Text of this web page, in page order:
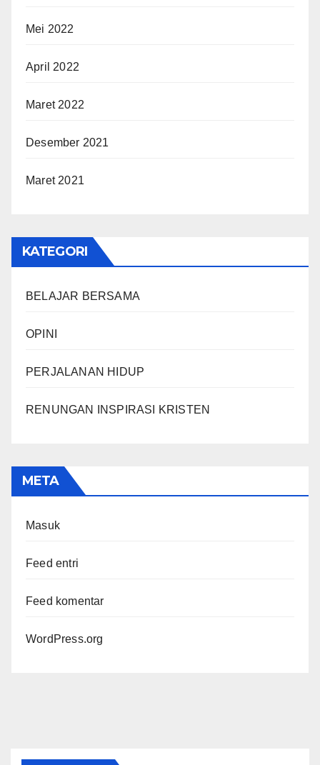
Mei 2022
April 2022
Maret 2022
Desember 2021
Maret 2021
KATEGORI
BELAJAR BERSAMA
OPINI
PERJALANAN HIDUP
RENUNGAN INSPIRASI KRISTEN
META
Masuk
Feed entri
Feed komentar
WordPress.org